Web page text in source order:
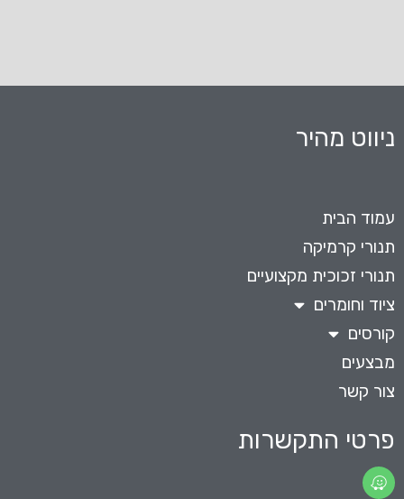
ניווט מהיר
עמוד הבית
תנורי קרמיקה
תנורי זכוכית מקצועיים
ציוד וחומרים
קורסים
מבצעים
צור קשר
פרטי התקשרות